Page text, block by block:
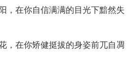
，在你自信满满的目光下黯然失
，在你矫健挺拔的身姿前兀自凋